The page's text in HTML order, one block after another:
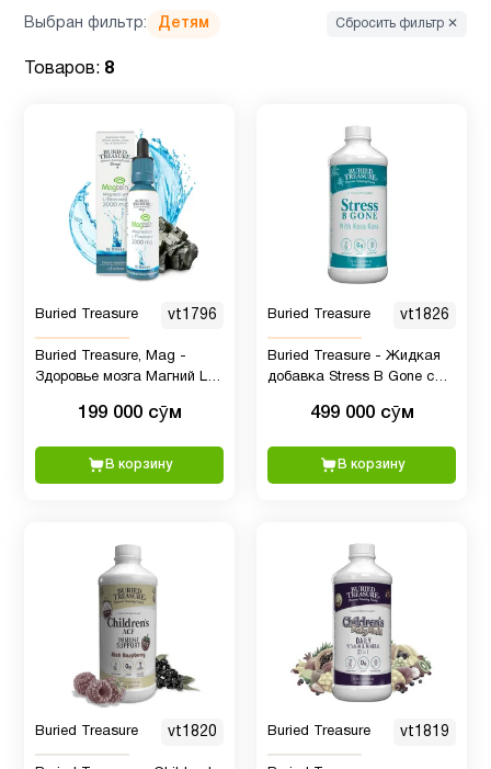
с магнием
жир
1
Рыбий
Омега-3
Система
пищеварение
Список
Спорт
питание
1
Уход за
полостью
1
Выбран фильтр: Детям Сбросить фильтр ✕
Товаров: 8
Buried Treasure vt1796
Buried Treasure, Mag -
Здоровье мозга Магний L-
памяти и сна
199 000 сӯм
В корзину
Buried Treasure vt1826
Buried Treasure - Жидкая
добавка Stress B Gone с
травяной смесью, 16
499 000 сӯм
В корзину
Buried Treasure vt1820 Buried Treasure vt1819